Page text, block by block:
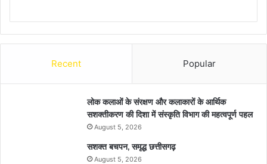
Recent Popular
लोक कलाओं के संरक्षण और कलाकारों के आर्थिक
सशक्तीकरण की दिशा में संस्कृति विभाग की महत्वपूर्ण पहल
August 5, 2026
सशक्त बचपन, समृद्ध छत्तीसगढ़
August 5, 2026